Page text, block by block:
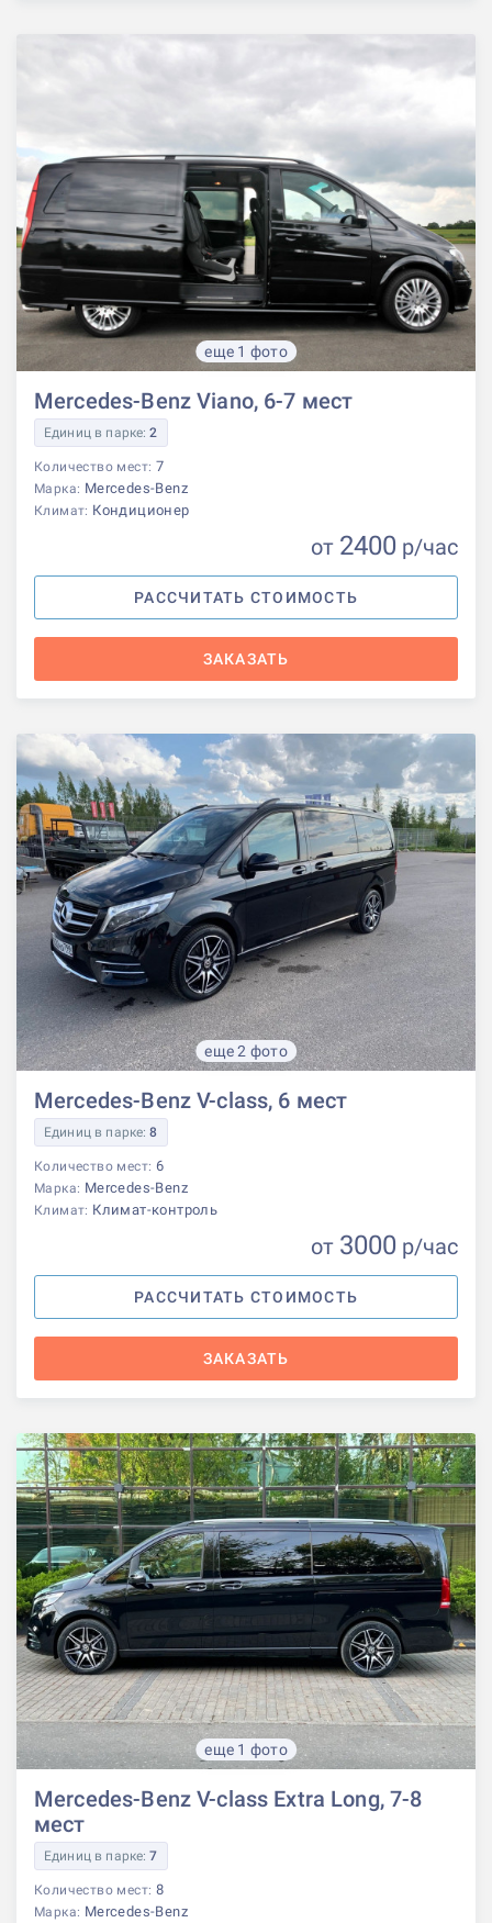
еще 1 фото
Mercedes-Benz Viano, 6-7 мест
Единиц в парке:2
Количество мест: 7
Марка: Mercedes-Benz
Климат: Кондиционер
от 2400 р/час
РАССЧИТАТЬ СТОИМОСТЬ
ЗАКАЗАТЬ
еще 2 фото
Mercedes-Benz V-class, 6 мест
Единиц в парке:8
Количество мест: 6
Марка: Mercedes-Benz
Климат: Климат-контроль
от 3000 р/час
РАССЧИТАТЬ СТОИМОСТЬ
ЗАКАЗАТЬ
еще 1 фото
Mercedes-Benz V-class Extra Long, 7-8
мест
Единиц в парке:7
Количество мест: 8
Марка: Mercedes-Benz